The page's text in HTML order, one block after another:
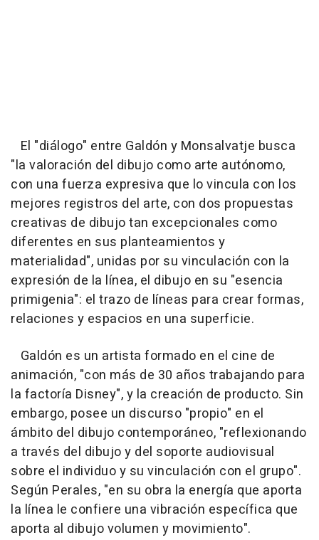
El "diálogo" entre Galdón y Monsalvatje busca
"la valoración del dibujo como arte autónomo,
con una fuerza expresiva que lo vincula con los
mejores registros del arte, con dos propuestas
creativas de dibujo tan excepcionales como
diferentes en sus planteamientos y
materialidad", unidas por su vinculación con la
expresión de la línea, el dibujo en su "esencia
primigenia": el trazo de líneas para crear formas,
relaciones y espacios en una superficie.
Galdón es un artista formado en el cine de
animación, "con más de 30 años trabajando para
la factoría Disney", y la creación de producto. Sin
embargo, posee un discurso "propio" en el
ámbito del dibujo contemporáneo, "reflexionando
a través del dibujo y del soporte audiovisual
sobre el individuo y su vinculación con el grupo".
Según Perales, "en su obra la energía que aporta
la línea le confiere una vibración específica que
aporta al dibujo volumen y movimiento".